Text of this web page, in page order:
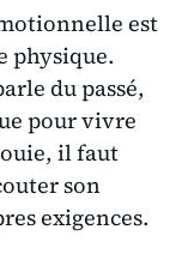
est
physique.
du passé,
pour vivre
il faut
son
exigences.